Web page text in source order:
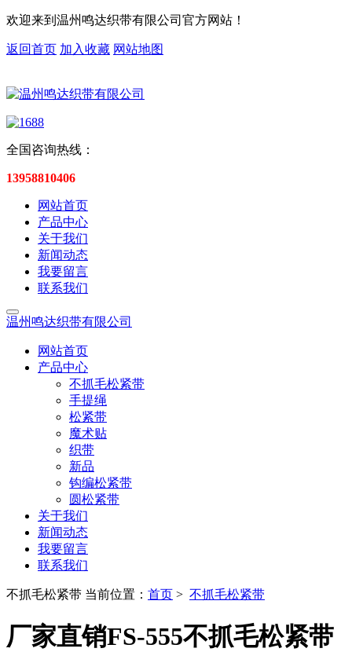
欢迎来到温州鸣达织带有限公司官方网站！
返回首页 加入收藏 网站地图
全国咨询热线：
13958810406
网站首页
产品中心
关于我们
新闻动态
我要留言
联系我们
温州鸣达织带有限公司
网站首页
产品中心
不抓毛松紧带
手提绳
松紧带
魔术贴
织带
新品
钩编松紧带
圆松紧带
关于我们
新闻动态
我要留言
联系我们
不抓毛松紧带 当前位置： 首页 > 不抓毛松紧带
厂家直销FS-555不抓毛松紧带